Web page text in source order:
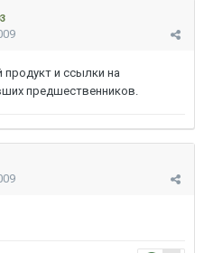
и ссылки на
предшественников.